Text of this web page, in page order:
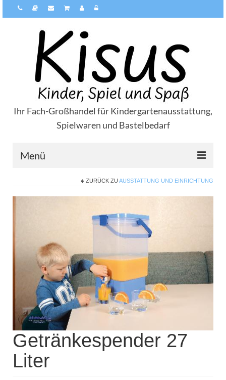
Ihr Fach-Großhandel für Kindergartenausstattung,
Spielwaren und Bastelbedarf
Menü
Kisus Katalog anfordern
Newsletter
Kontakt
Log In / Mein Konto
Products
search
ZURÜCK ZU AUSSTATTUNG UND EINRICHTUNG
Getränkespender 27
Liter